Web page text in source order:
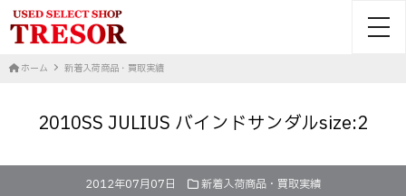
ホーム 新着入荷商品・買取実績
2010SS JULIUS バインドサンダルsize:2
2012年07月07日 新着入荷商品・買取実績